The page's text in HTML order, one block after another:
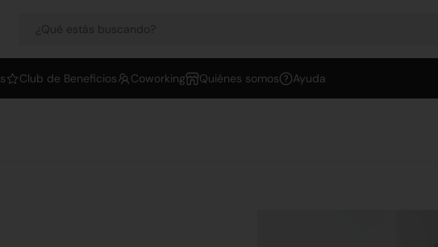
Club de Beneficios Coworking Quiénes somos Ayuda